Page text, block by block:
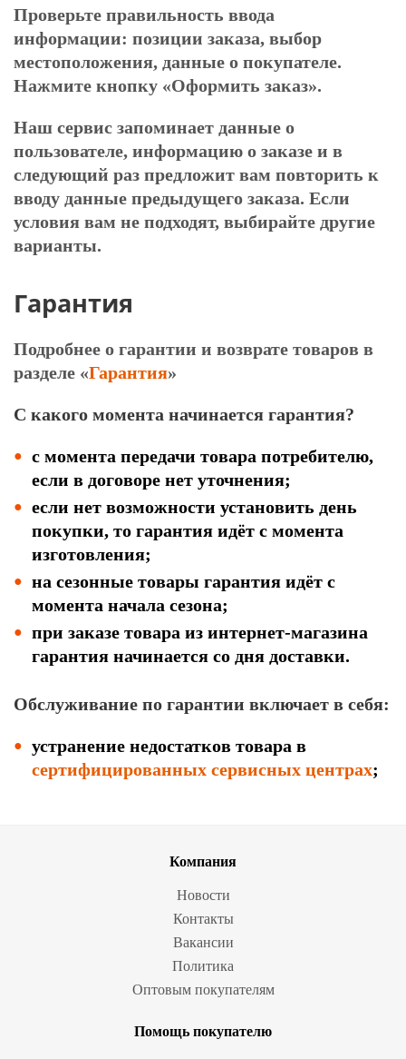
Проверьте правильность ввода
информации: позиции заказа, выбор
местоположения, данные о покупателе.
Нажмите кнопку «Оформить заказ».
Наш сервис запоминает данные о
пользователе, информацию о заказе и в
следующий раз предложит вам повторить к
вводу данные предыдущего заказа. Если
условия вам не подходят, выбирайте другие
варианты.
Гарантия
Подробнее о гарантии и возврате товаров в
разделе «Гарантия»
С какого момента начинается гарантия?
с момента передачи товара потребителю,
если в договоре нет уточнения;
если нет возможности установить день
покупки, то гарантия идёт с момента
изготовления;
на сезонные товары гарантия идёт с
момента начала сезона;
при заказе товара из интернет-магазина
гарантия начинается со дня доставки.
Обслуживание по гарантии включает в себя:
устранение недостатков товара в
сертифицированных сервисных центрах;
Компания
Новости
Контакты
Вакансии
Политика
Оптовым покупателям
Помощь покупателю